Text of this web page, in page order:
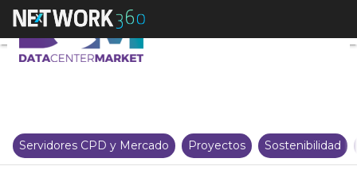
Infraestructura digital
Servidores CPD y Mercado Proyectos Sostenibilidad